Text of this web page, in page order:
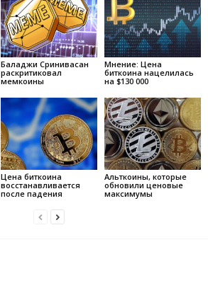
Баладжи Сринивасан
раскритиковал
мемкоины
Мнение: Цена
биткоина нацелилась
на $130 000
Цена биткоина
восстанавливается
после падения
Альткоины, которые
обновили ценовые
максимумы